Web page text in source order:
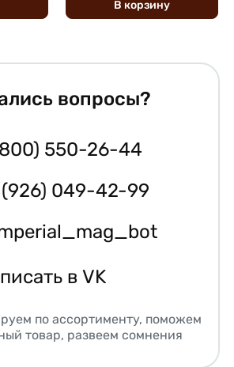
В корзину
вопросы?
550-26-44
(926) 049-42-99
в VK
по ассортименту, поможем
товар, развеем сомнения